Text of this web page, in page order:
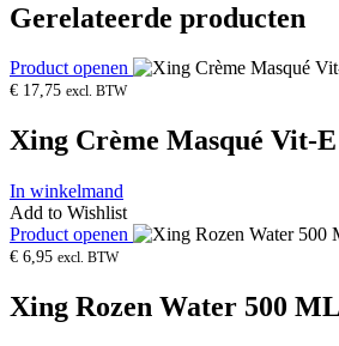
Gerelateerde producten
Product openen
€ 17,75 excl. BTW
Xing Crème Masqué Vit-
In winkelmand
Add to Wishlist
Product openen
€ 6,95 excl. BTW
Xing Rozen Water 500 ML